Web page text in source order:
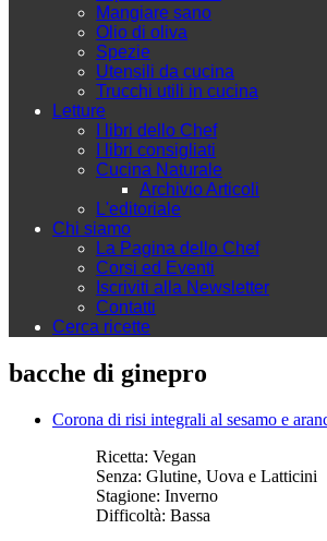
Mangiare sano
Olio di oliva
Spezie
Utensili da cucina
Trucchi utili in cucina
Letture
I libri dello Chef
I libri consigliati
Cucina Naturale
Archivio Articoli
L'editoriale
Chi siamo
La Pagina dello Chef
Corsi ed Eventi
Iscriviti alla Newsletter
Contatti
Cerca ricette
bacche di ginepro
Corona di risi integrali al sesamo e
Ricetta: Vegan
Senza: Glutine, Uova e Latticini
Stagione: Inverno
Difficoltà: Bassa